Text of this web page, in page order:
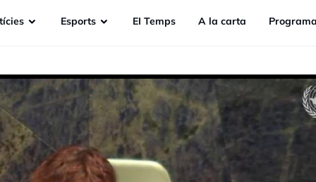
Esports EI Temps A la carta